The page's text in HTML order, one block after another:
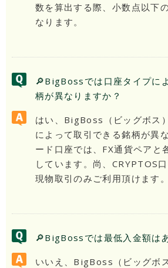
数を算出する際、小数点以下
なります。
🔎BigBossでは口座タイプに
柄が異なりますか？
はい、BigBoss（ビッグボス
によって取引できる銘柄が異
ード口座では、FX通貨ペアと
しています。尚、CRYPTOS
現物取引のみご利用頂けます。
🔎BigBossでは最低入金額は
いいえ、BigBoss（ビッグボ